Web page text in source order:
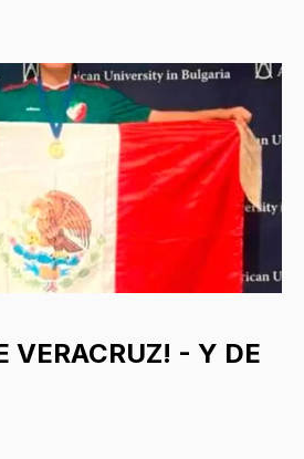
VERACRUZ! - Y DE